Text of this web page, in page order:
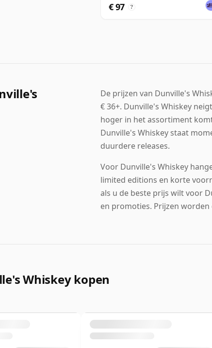
€ 97 ?
De prijzen van Dunville's
€ 36+. Dunville's Whiskey
hoger in het assortiment
Dunville's Whiskey staat
duurdere releases.
Voor Dunville's Whiskey
limited editions en korte
als u de beste prijs wilt voor
en promoties. Prijzen
Whiskey kopen